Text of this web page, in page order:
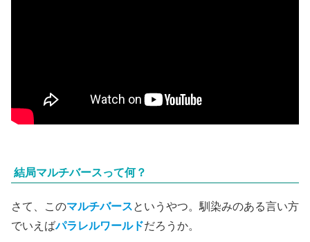
結局マルチバースって何？
さて、このマルチバースというやつ。馴染みのある言い方
でいえばパラレルワールドだろうか。